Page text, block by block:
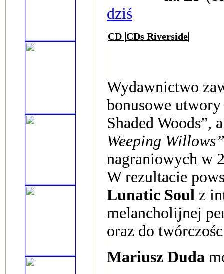
dziś
CD CDs Riverside
Wydawnictwo
bonusowe
Shaded
Weeping
nagraniowych w
W rezultacie
Lunatic Soul z
melancholijnej
oraz do
Mariusz Duda